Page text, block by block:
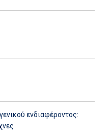
ενδιαφέροντος: